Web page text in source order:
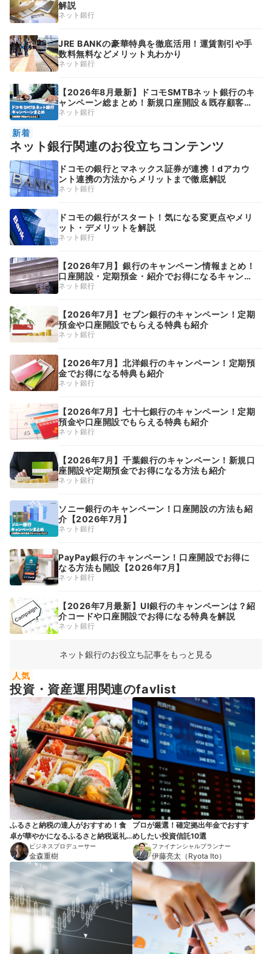
解説
ネット銀行
JRE BANKの豪華特典を徹底活用！運賃割引や手
数料無料などメリット丸わかり
ネット銀行
【2026年8月最新】ドコモSMTBネット銀行のキ
ャンペーン総まとめ！新規口座開設＆既存顧客向
けのお得情報が満載
ネット銀行
新着
ネット銀行関連のお役立ちコンテンツ
ドコモの銀行とマネックス証券が連携！dアカウ
ント連携の方法からメリットまで徹底解説
ネット銀行
ドコモの銀行がスタート！気になる変更点やメリ
ット・デメリットを解説
ネット銀行
【2026年7月】銀行のキャンペーン情報まとめ！
口座開設・定期預金・紹介でお得になるキャンペ
ーンも解説
ネット銀行
【2026年7月】セブン銀行のキャンペーン！定期
預金や口座開設でもらえる特典も紹介
ネット銀行
【2026年7月】北洋銀行のキャンペーン！定期預
金でお得になる特典も紹介
ネット銀行
【2026年7月】七十七銀行のキャンペーン！定期
預金や口座開設でもらえる特典も紹介
ネット銀行
【2026年7月】千葉銀行のキャンペーン！新規口
座開設や定期預金でお得になる方法も紹介
ネット銀行
ソニー銀行のキャンペーン！口座開設の方法も紹
介【2026年7月】
ネット銀行
PayPay銀行のキャンペーン！口座開設でお得に
なる方法も開設【2026年7月】
ネット銀行
【2026年7月最新】UI銀行のキャンペーンは？紹
介コードや口座開設でお得になる特典を解説
ネット銀行
ネット銀行のお役立ち記事をもっと見る
人気
投資・資産運用関連のfavlist
ふるさと納税の達人がおすすめ！食
卓が華やかになるふるさと納税返礼
品7選 ビジネスプロデューサー
金森重樹
プロが厳選！確定拠出年金でおすす
めしたい投資信託10選
ファイナンシャルプランナー
伊藤亮太（Ryota Ito）